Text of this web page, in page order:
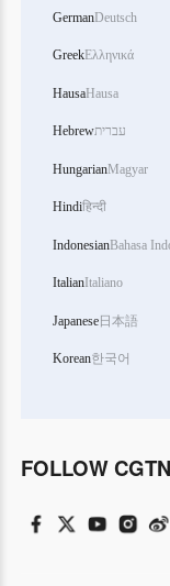
GermanDeutsch
GreekΕλληνικά
HausaHausa
Hebrewעברית
HungarianMagyar
Hindiहिन्दी
IndonesianBahasa
ItalianItaliano
Japanese日本語
Korean한국어
FOLLOW CGTN